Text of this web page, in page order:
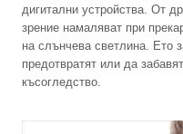
дигитални устройства. От
зрение намаляват при
на слънчева светлина. Ето
предотвратят или да
късогледство.